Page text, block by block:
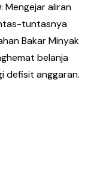
Mengejar aliran
tuntasnya
Bakar Minyak
belanja
defisit anggaran.